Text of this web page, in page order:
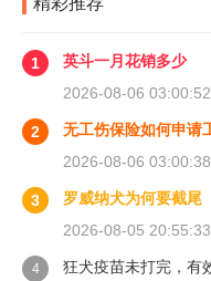
1
英斗一月花销多少
2026-08-06 03:00:52
2
无工伤保险如何申请
2026-08-06 03:00:38
3
罗威纳犬为何要截尾
2026-08-05 20:55:33
4 狂犬疫苗未打完，有